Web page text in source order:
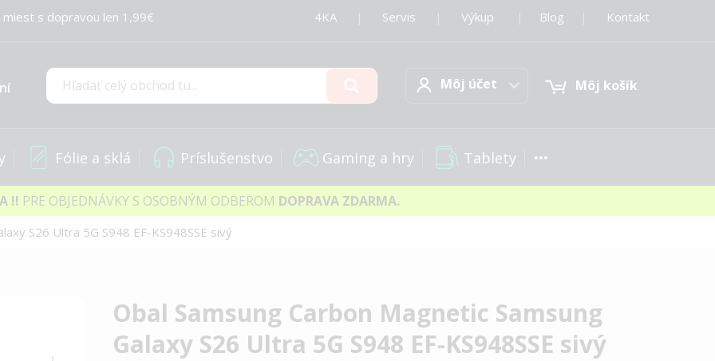
s dopravou len 1,99€ 4KA Servis Výkup Blog Kontakt
Hľadať
Môj účetMôj účet Môj košík
Fólie a sklá Príslušenstvo Gaming a hry Tablety
!! PRE OBJEDNÁVKY S OSOBNÝM ODBEROM DOPRAVA ZDARMA.
S26 Ultra 5G S948 EF-KS948SSE sivý
Obal Samsung Carbon Magnetic Samsung
Galaxy S26 Ultra 5G S948 EF-KS948SSE sivý